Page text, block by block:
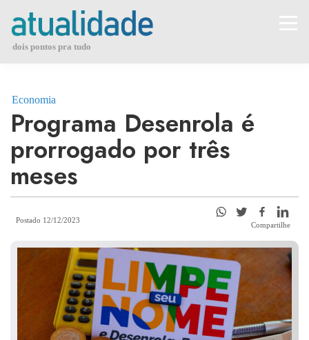
contentdois pontos pra tudo
Economia
Programa Desenrola é
prorrogado por três
meses
Postado 12/12/2023
Compartilhe